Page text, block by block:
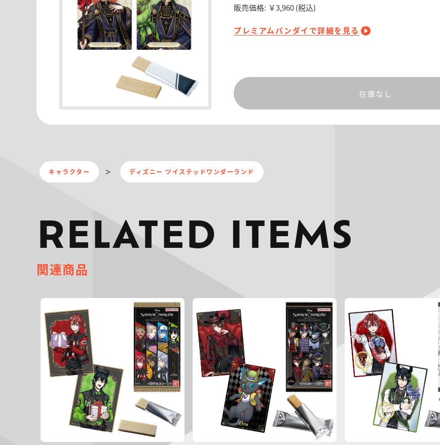
販売価格: ￥3,960(税込)
プレミアムバンダイで詳細を見る
在庫なし
キャラクター ディズニー ツイステッドワンダーランド
RELATED ITEMS
関連商品